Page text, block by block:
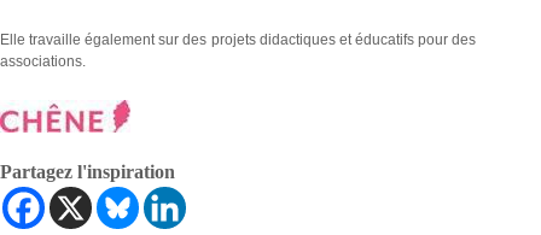
Elle travaille également sur des projets didactiques et éducatifs pour des
associations.
Partagez l'inspiration